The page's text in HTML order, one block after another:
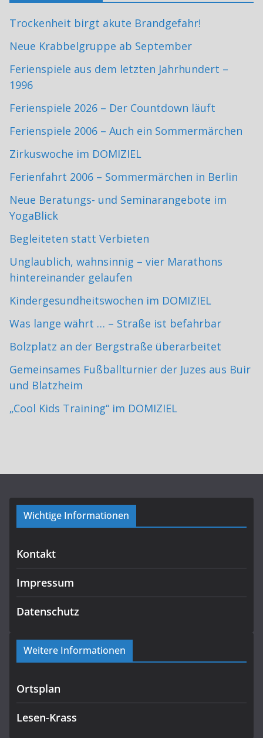
Trockenheit birgt akute Brandgefahr!
Neue Krabbelgruppe ab September
Ferienspiele aus dem letzten Jahrhundert –
1996
Ferienspiele 2026 – Der Countdown läuft
Ferienspiele 2006 – Auch ein Sommermärchen
Zirkuswoche im DOMIZIEL
Ferienfahrt 2006 – Sommermärchen in Berlin
Neue Beratungs- und Seminarangebote im
YogaBlick
Begleiteten statt Verbieten
Unglaublich, wahnsinnig – vier Marathons
hintereinander gelaufen
Kindergesundheitswochen im DOMIZIEL
Was lange währt … – Straße ist befahrbar
Bolzplatz an der Bergstraße überarbeitet
Gemeinsames Fußballturnier der Juzes aus Buir
und Blatzheim
„Cool Kids Training“ im DOMIZIEL
Wichtige Informationen
Kontakt
Impressum
Datenschutz
Weitere Informationen
Ortsplan
Lesen-Krass